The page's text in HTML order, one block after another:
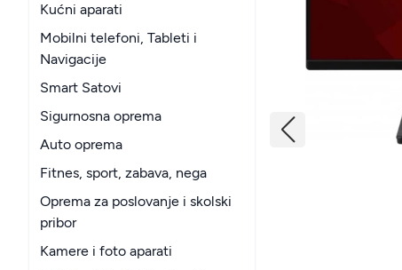
Kućni aparati
Mobilni telefoni, Tableti i
Navigacije
Smart Satovi
Sigurnosna oprema
Auto oprema
Fitnes, sport, zabava, nega
Oprema za poslovanje i skolski
pribor
Kamere i foto aparati